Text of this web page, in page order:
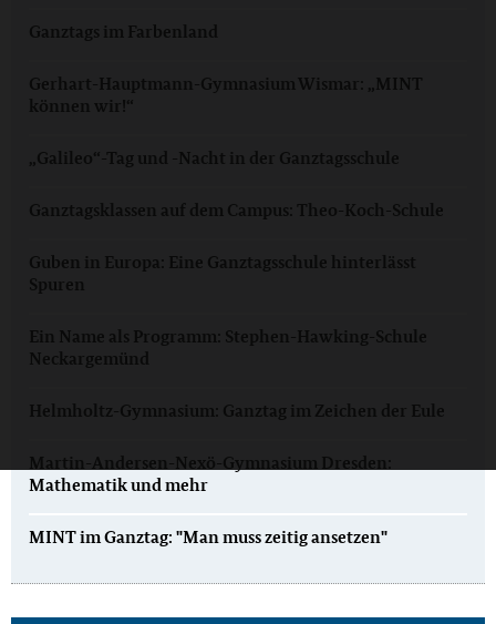
Ganztags im Farbenland
Gerhart-Hauptmann-Gymnasium Wismar: „MINT
können wir!“
„Galileo“-Tag und -Nacht in der Ganztagsschule
Ganztagsklassen auf dem Campus: Theo-Koch-Schule
Guben in Europa: Eine Ganztagsschule hinterlässt
Spuren
Ein Name als Programm: Stephen-Hawking-Schule
Neckargemünd
Helmholtz-Gymnasium: Ganztag im Zeichen der Eule
Martin-Andersen-Nexö-Gymnasium Dresden:
Mathematik und mehr
MINT im Ganztag: "Man muss zeitig ansetzen"